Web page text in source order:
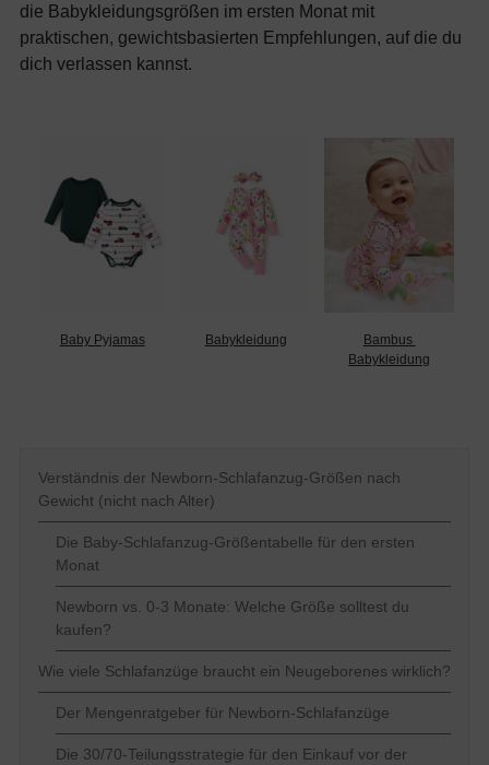
die Babykleidungsgrößen im ersten Monat mit
praktischen, gewichtsbasierten Empfehlungen, auf die du
dich verlassen kannst.
Baby Pyjamas Babykleidung
Bambus
Babykleidung
Verständnis der Newborn-Schlafanzug-Größen nach
Gewicht (nicht nach Alter)
Die Baby-Schlafanzug-Größentabelle für den ersten
Monat
Newborn vs. 0-3 Monate: Welche Größe solltest du
kaufen?
Wie viele Schlafanzüge braucht ein Neugeborenes wirklich?
Der Mengenratgeber für Newborn-Schlafanzüge
Die 30/70-Teilungsstrategie für den Einkauf vor der